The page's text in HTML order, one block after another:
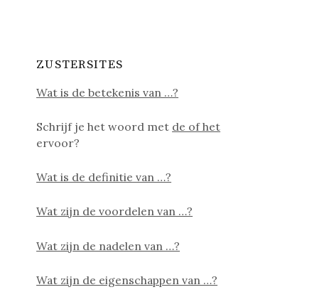
ZUSTERSITES
Wat is de betekenis van …?
Schrijf je het woord met de of het
ervoor?
Wat is de definitie van …?
Wat zijn de voordelen van …?
Wat zijn de nadelen van …?
Wat zijn de eigenschappen van …?